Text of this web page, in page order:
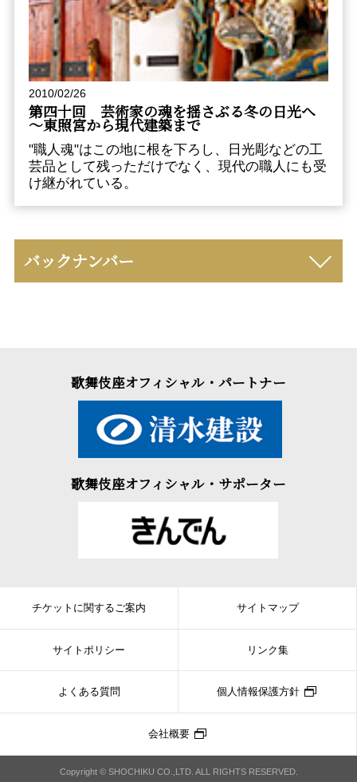
2010/02/26
第四十回 芸術家の魂を揺さぶる冬の日光へ
～東照宮から現代建築まで
"職人魂"はこの地に根を下ろし、日光彫などの工
芸品として残っただけでなく、現代の職人にも受
け継がれている。
バックナンバー
歌舞伎座オフィシャル・パートナー
歌舞伎座オフィシャル・サポーター
チケットに関するご案内 サイトマップ
サイトポリシー リンク集
よくある質問 個人情報保護方針
会社概要
Copyright © SHOCHIKU CO.,LTD. ALL RIGHTS RESERVED.